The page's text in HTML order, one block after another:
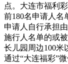
点。大连市福利
前180名申请人名
申请人自行承担
施行人名单的或
长儿园周边100米
通过“大连福彩”